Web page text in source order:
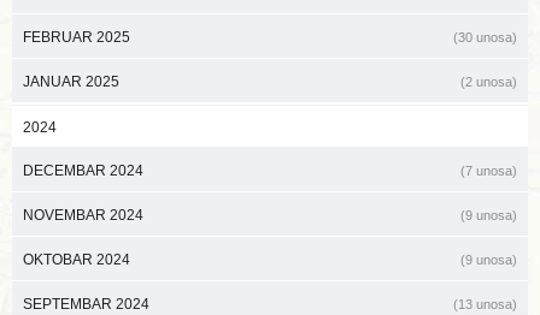
FEBRUAR 2025 (30 unosa)
JANUAR 2025 (2 unosa)
2024
DECEMBAR 2024 (7 unosa)
NOVEMBAR 2024 (9 unosa)
OKTOBAR 2024 (9 unosa)
SEPTEMBAR 2024 (13 unosa)